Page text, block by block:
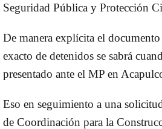
Seguridad Pública y Protección
De manera explícita el
exacto de detenidos se sabrá
presentado ante el MP en
Eso en seguimiento a una
de Coordinación para la